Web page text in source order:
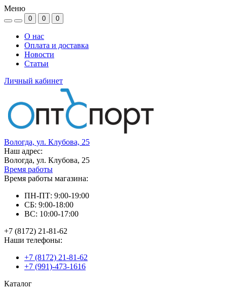
Меню
0 0 0
О нас
Оплата и доставка
Новости
Статьи
Личный кабинет
Вологда, ул. Клубова, 25
Наш адрес:
Вологда, ул. Клубова, 25
Время работы
Время работы магазина:
ПН-ПТ: 9:00-19:00
СБ: 9:00-18:00
ВС: 10:00-17:00
+7 (8172) 21-81-62
Наши телефоны:
+7 (8172) 21-81-62
+7 (991)-473-1616
Каталог